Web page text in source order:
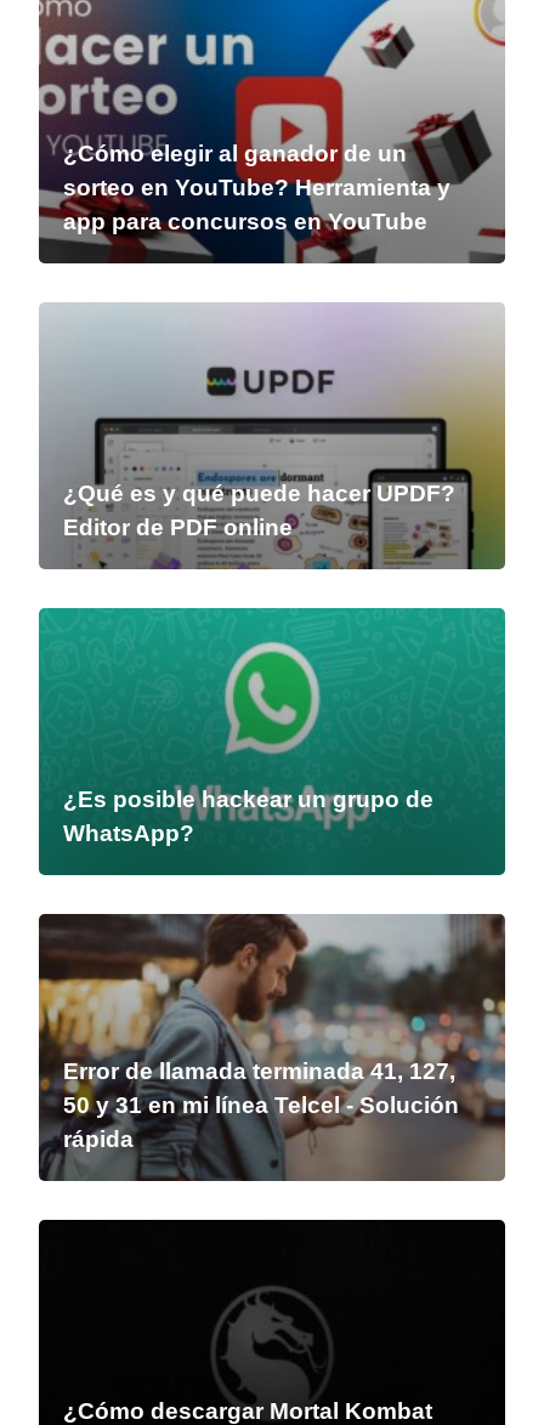
¿Cómo elegir al ganador de un
sorteo en YouTube? Herramienta y
app para concursos en YouTube
¿Qué es y qué puede hacer UPDF?
Editor de PDF online
¿Es posible hackear un grupo de
WhatsApp?
Error de llamada terminada 41, 127,
50 y 31 en mi línea Telcel - Solución
rápida
¿Cómo descargar Mortal Kombat